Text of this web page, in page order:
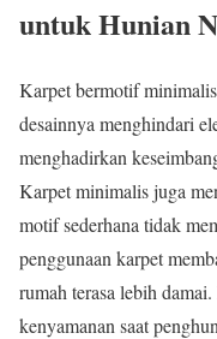
untuk Hunian
Karpet bermotif
desainnya menghindari
menghadirkan
Karpet minimalis juga
motif sederhana tidak
penggunaan karpet
rumah terasa lebih
kenyamanan saat